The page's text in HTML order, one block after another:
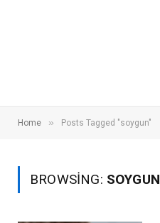
Home » Posts Tagged "soygun"
BROWSING: SOYGUN